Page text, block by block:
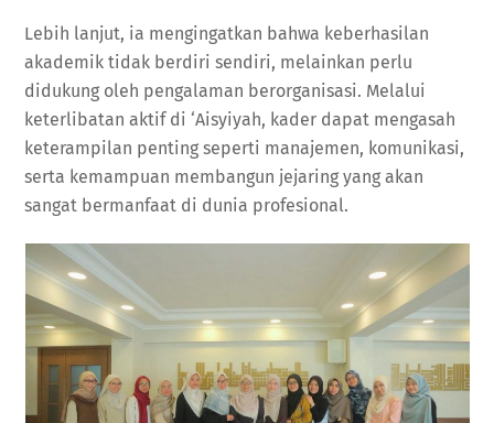
Lebih lanjut, ia mengingatkan bahwa keberhasilan
akademik tidak berdiri sendiri, melainkan perlu
didukung oleh pengalaman berorganisasi. Melalui
keterlibatan aktif di ‘Aisyiyah, kader dapat mengasah
keterampilan penting seperti manajemen, komunikasi,
serta kemampuan membangun jejaring yang akan
sangat bermanfaat di dunia profesional.